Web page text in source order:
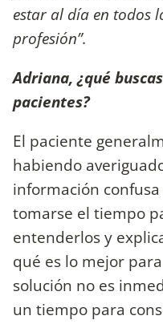
estar al día en todos
profesión”.
Adriana, ¿qué
pacientes?
El paciente
habiendo
información
tomarse el tiempo
entenderlos y
qué es lo mejor
solución no es
un tiempo para